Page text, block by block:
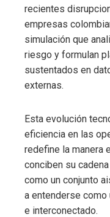
recientes
empresas
simulación que
riesgo y formulan
sustentados en
externas.
Esta evolución
eficiencia en las
redefine la manera
conciben su
como un conjunto
a entenderse
e interconectado.